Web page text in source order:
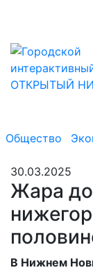
Общество
30.03.2025
Жара
В Нижнем